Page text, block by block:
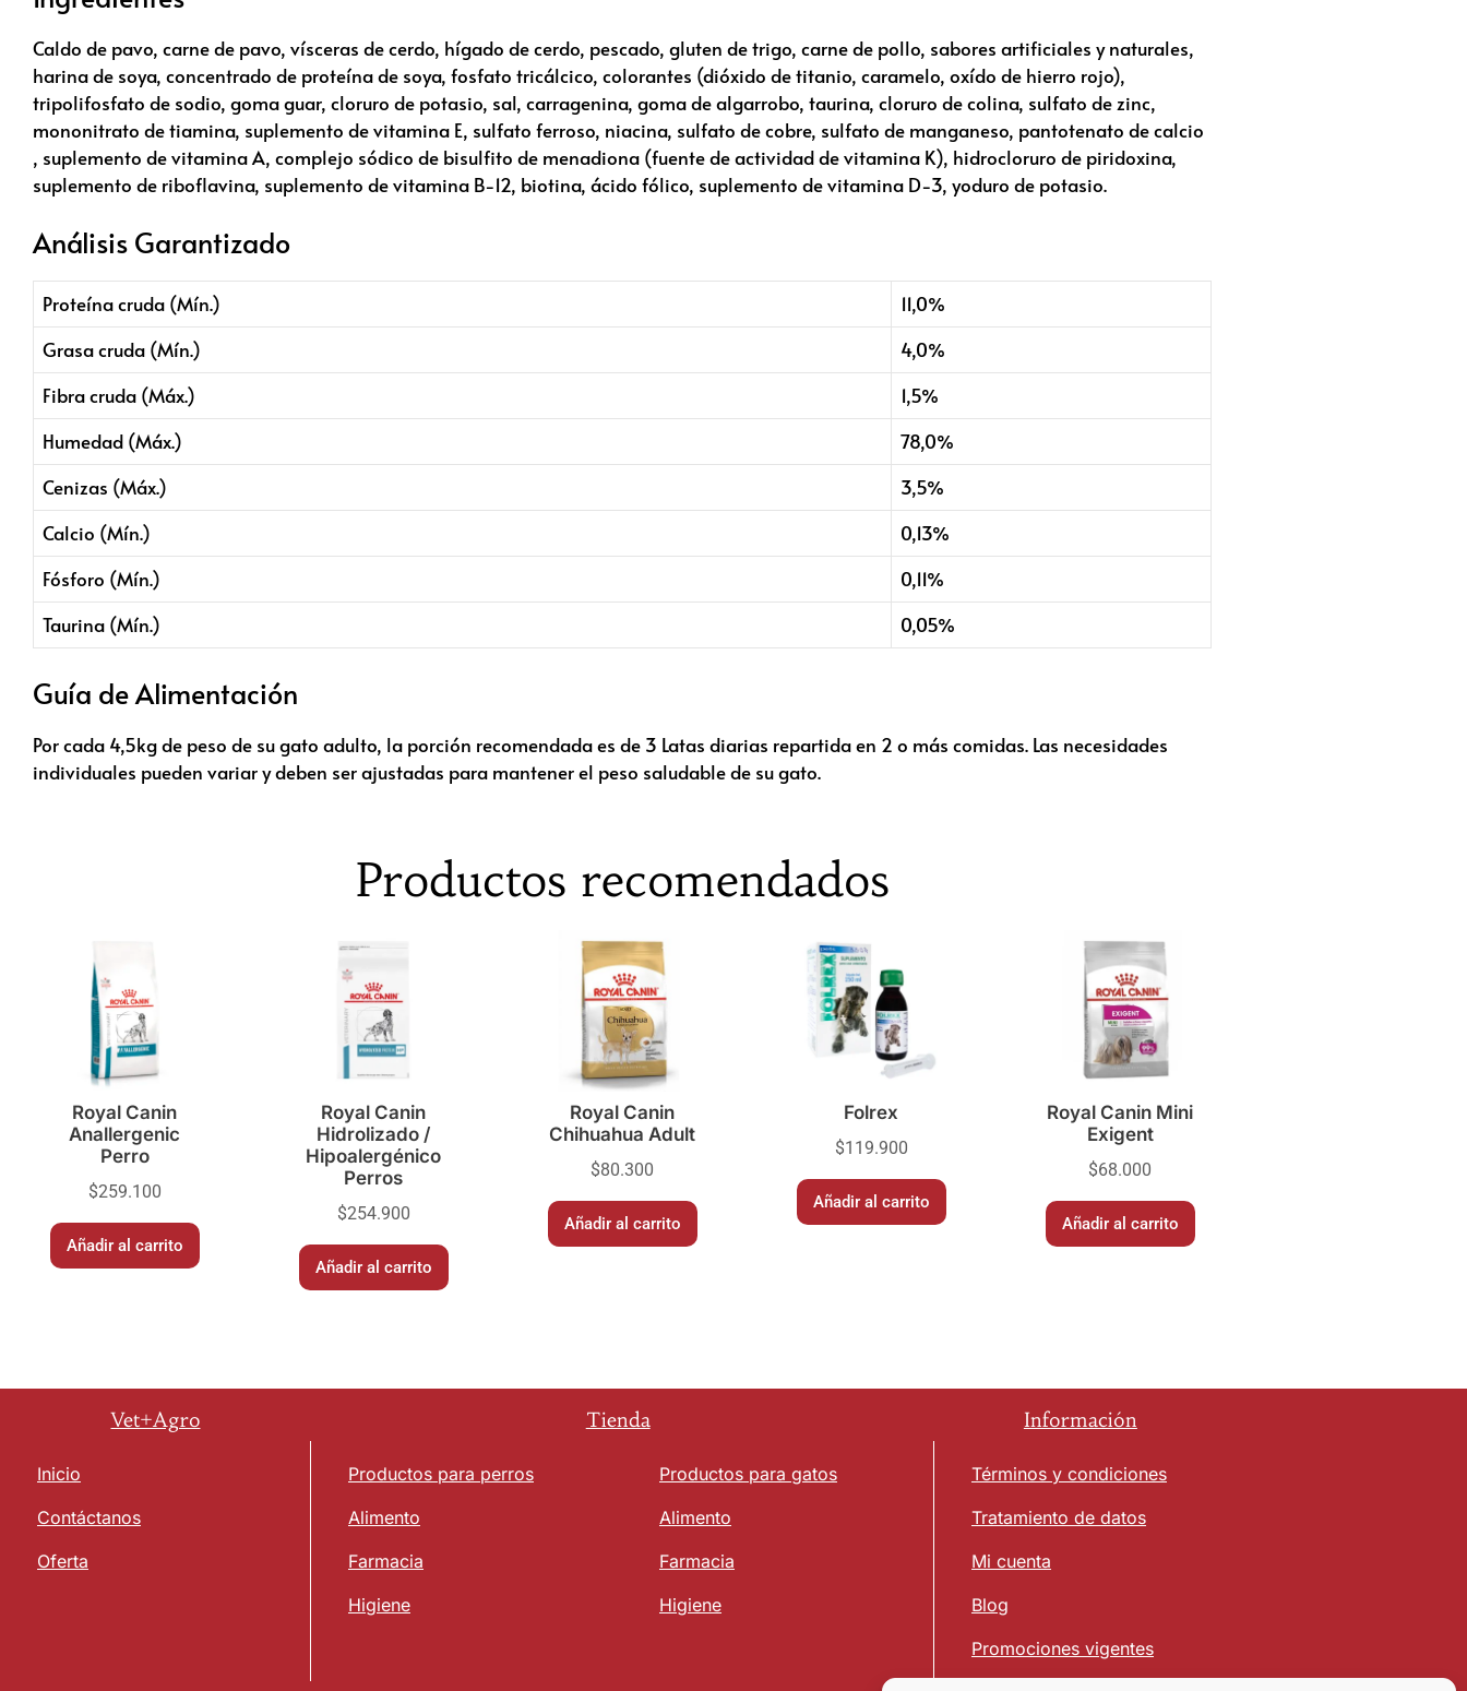
Caldo de pavo, carne de pavo, vísceras de cerdo, hígado de cerdo, pescado, gluten de trigo, carne de pollo, sabores artificiales y naturales,
harina de soya, concentrado de proteína de soya, fosfato tricálcico, colorantes (dióxido de titanio, caramelo, oxído de hierro rojo),
tripolifosfato de sodio, goma guar, cloruro de potasio, sal, carragenina, goma de algarrobo, taurina, cloruro de colina, sulfato de zinc,
mononitrato de tiamina, suplemento de vitamina E, sulfato ferroso, niacina, sulfato de cobre, sulfato de manganeso, pantotenato de calcio
, suplemento de vitamina A, complejo sódico de bisulfito de menadiona (fuente de actividad de vitamina K), hidrocloruro de piridoxina,
suplemento de riboflavina, suplemento de vitamina B-12, biotina, ácido fólico, suplemento de vitamina D-3, yoduro de potasio.
Análisis Garantizado
Proteína cruda (Mín.)
11,0%
Grasa cruda (Mín.)
4,0%
Fibra cruda (Máx.)
1,5%
Humedad (Máx.)
78,0%
Cenizas (Máx.)
3,5%
Calcio (Mín.)
0,13%
Fósforo (Mín.)
0,11%
Taurina (Mín.)
0,05%
Guía de Alimentación
Por cada 4,5kg de peso de su gato adulto, la porción recomendada es de 3 Latas diarias repartida en 2 o más comidas. Las necesidades
individuales pueden variar y deben ser ajustadas para mantener el peso saludable de su gato.
Productos recomendados
Royal Canin
Anallergenic
Perro
$259.100
Añadir al carrito
Royal Canin
Hidrolizado /
Hipoalergénico
Perros
$254.900
Añadir al carrito
Royal Canin
Chihuahua Adult
$80.300
Añadir al carrito
Folrex
$119.900
Añadir al carrito
Royal Canin Mini
Exigent
$68.000
Añadir al carrito
Vet+Agro Tienda Información
Inicio
Contáctanos
Oferta
Productos para perros
Alimento
Farmacia
Higiene
Productos para gatos
Alimento
Farmacia
Higiene
Términos y condiciones
Tratamiento de datos
Mi cuenta
Blog
Promociones vigentes